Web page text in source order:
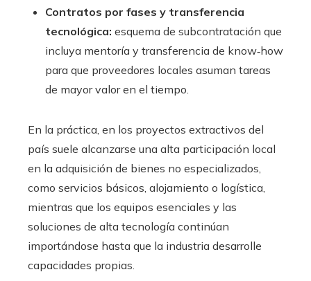
Contratos por fases y transferencia
tecnológica: esquema de subcontratación que
incluya mentoría y transferencia de know‑how
para que proveedores locales asuman tareas
de mayor valor en el tiempo.
En la práctica, en los proyectos extractivos del
país suele alcanzarse una alta participación local
en la adquisición de bienes no especializados,
como servicios básicos, alojamiento o logística,
mientras que los equipos esenciales y las
soluciones de alta tecnología continúan
importándose hasta que la industria desarrolle
capacidades propias.